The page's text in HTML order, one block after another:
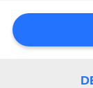
MAPA
DO